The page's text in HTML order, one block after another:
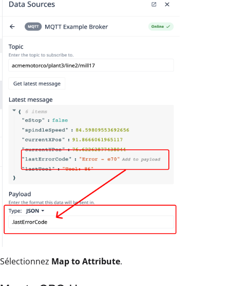
Sélectionnez Map to Attribute.